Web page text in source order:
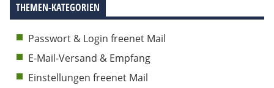
THEMEN-KATEGORIEN
Passwort & Login freenet Mail
E-Mail-Versand & Empfang
Einstellungen freenet Mail